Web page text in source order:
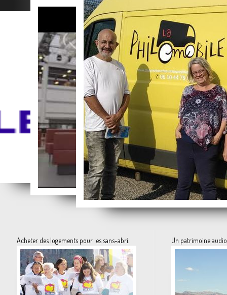
La philosophie prend la route
La vidéo du mois
formation des élus locaux
Acheter des logements pour les sans-abri. Un patrimoine